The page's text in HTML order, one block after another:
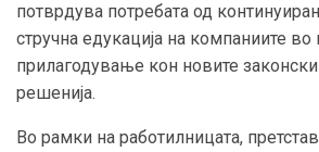
потврдува потребата од
стручна едукација на компаниите во
прилагодување кон новите
решенија.
Во рамки на работилницата,